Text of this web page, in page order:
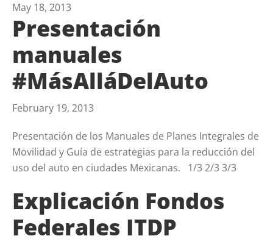
May 18, 2013
Presentación
manuales
#MásAlláDelAuto
February 19, 2013
Presentación de los Manuales de Planes Integrales de
Movilidad y Guía de estrategias para la reducción del
uso del auto en ciudades Mexicanas. 1/3 2/3 3/3
Explicación Fondos
Federales ITDP